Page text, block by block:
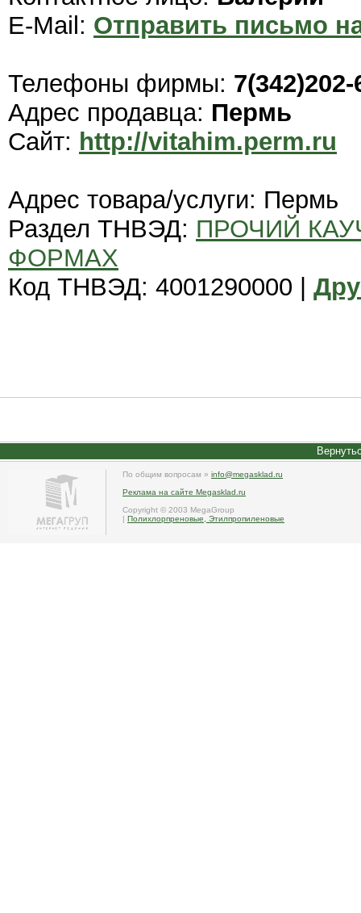
E-Mail: Отправить письмо
Телефоны фирмы: 7(342)202-
Адрес продавца: Пермь
Сайт: http://vitahim.perm.ru
Адрес товара/услуги: Пермь
Раздел ТНВЭД: ПРОЧИЙ
ФОРМАХ
Код ТНВЭД: 4001290000 |
По общим вопросам » info@megasklad.ru
Реклама на сайте Megasklad.ru
Copyright © 2003 MegaGroup
| Полихлорпреновые, Этилпропиленовые